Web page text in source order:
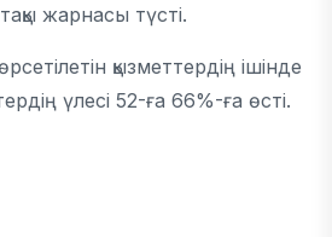
жарнасы түсті.
қызметтердің ішінде
үлесі 52-ға 66%-ға өсті.